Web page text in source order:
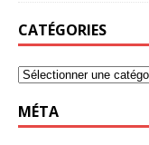
CATÉGORIES
MÉTA